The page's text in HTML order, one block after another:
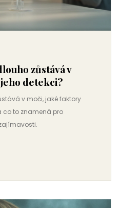
zůstává v
detekci?
v moči, jaké faktory
co to znamená pro